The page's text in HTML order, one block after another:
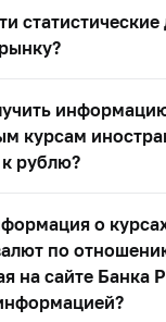
курсам
рублю?
о
по
на сайте Банка